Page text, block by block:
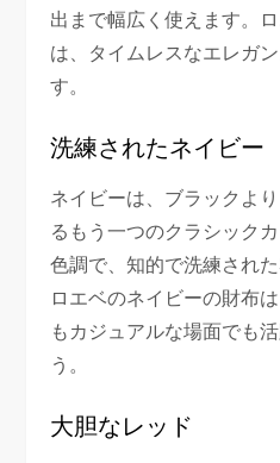
出まで幅広く使えます。
は、タイムレスなエレガ
す。
洗練されたネイビー
ネイビーは、ブラックよ
るもう一つのクラシック
色調で、知的で洗練され
ロエベのネイビーの財布
もカジュアルな場面でも
う。
大胆なレッド